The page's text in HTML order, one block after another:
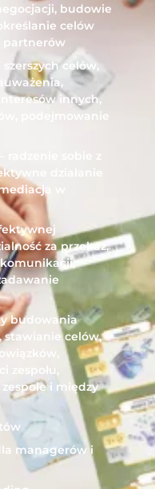
budowie
celów
partnerów
celów,
innych,
podejmowanie
radzenie sobie z
działanie
w
za przekaz,
budowania
stawianie celów,
zespołu,
i między
managerów i